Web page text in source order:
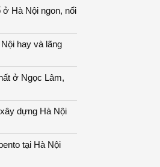
ở Hà Nội ngon, nổi
hay và lãng
ở Ngọc Lâm,
dựng Hà Nội
tại Hà Nội